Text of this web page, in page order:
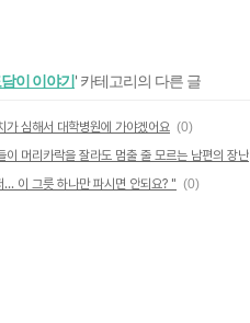
이 이야기' 카테고리의 다른 글
가 심해서 대학병원에 가야겠어요 (0)
이 머리카락을 잘라도 멈출 줄 모르는 남편의 장난
... 이 그릇 하나만 파시면 안되요? " (0)